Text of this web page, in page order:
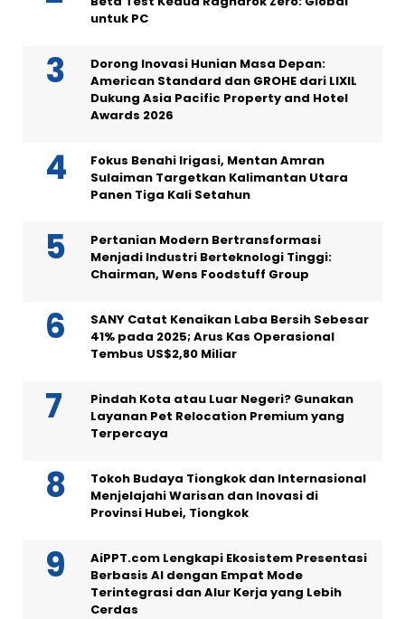
untuk PC
Dorong Inovasi Hunian Masa Depan:
American Standard dan GROHE dari LIXIL
Dukung Asia Pacific Property and Hotel
Awards 2026
Fokus Benahi Irigasi, Mentan Amran
Sulaiman Targetkan Kalimantan Utara
Panen Tiga Kali Setahun
Pertanian Modern Bertransformasi
Menjadi Industri Berteknologi Tinggi:
Chairman, Wens Foodstuff Group
SANY Catat Kenaikan Laba Bersih Sebesar
41% pada 2025; Arus Kas Operasional
Tembus US$2,80 Miliar
Pindah Kota atau Luar Negeri? Gunakan
Layanan Pet Relocation Premium yang
Terpercaya
Tokoh Budaya Tiongkok dan Internasional
Menjelajahi Warisan dan Inovasi di
Provinsi Hubei, Tiongkok
AiPPT.com Lengkapi Ekosistem Presentasi
Berbasis AI dengan Empat Mode
Terintegrasi dan Alur Kerja yang Lebih
Cerdas